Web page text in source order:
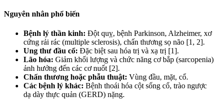
Nguyên nhân phổ biến
Bệnh lý thần kinh: Đột quỵ, bệnh Parkinson, Alzheimer, xơ
cứng rải rác (multiple sclerosis), chấn thương sọ não [1, 2].
Ung thư đầu cổ: Đặc biệt sau hóa trị và xạ trị [1].
Lão hóa: Giảm khối lượng và chức năng cơ bắp (sarcopenia)
ảnh hưởng đến các cơ nuốt [2].
Chấn thương hoặc phẫu thuật: Vùng đầu, mặt, cổ.
Các bệnh lý khác: Bệnh thoái hóa cột sống cổ, trào ngược
dạ dày thực quản (GERD) nặng.